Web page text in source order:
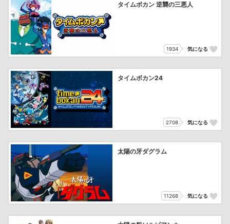
タイムボカン 逆襲の三悪人
1934 気になる
タイムボカン24
2708 気になる
太陽の牙ダグラム
11268 気になる